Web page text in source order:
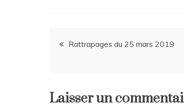
Navigation
l’article
Rattrapages du 25 mars 2019
Laisser un